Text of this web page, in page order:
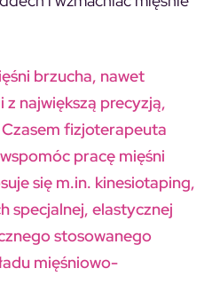
brzucha, nawet
największą precyzją,
fizjoterapeuta
pracę mięśni
się m.in. kinesiotaping,
specjalnej, elastycznej
stosowanego
mięśniowo-